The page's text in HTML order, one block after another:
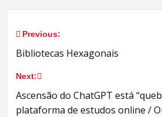
Navegação
Post
Previous:
Bibliotecas Hexagonais
Next:
Ascensão do ChatGPT está
plataforma de estudos online /